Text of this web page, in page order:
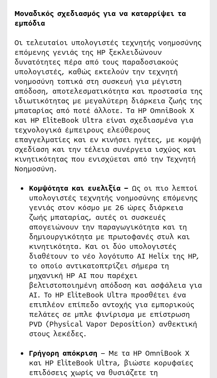
Μοναδικός σχεδιασμός για να καταρρίψει τα
εμπόδια
Οι τελευταίοι υπολογιστές τεχνητής νοημοσύνης
επόμενης γενιάς της HP ξεκλειδώνουν
δυνατότητες πέρα από τους παραδοσιακούς
υπολογιστές, καθώς εκτελούν την τεχνητή
νοημοσύνη τοπικά στη συσκευή για μέγιστη
απόδοση, αποτελεσματικότητα και προστασία της
ιδιωτικότητας με μεγαλύτερη διάρκεια ζωής της
μπαταρίας από ποτέ άλλοτε. Τα HP OmniBook X
και HP EliteBook Ultra είναι σχεδιασμένα για
τεχνολογικά έμπειρους ελεύθερους
επαγγελματίες και εν κινήσει ηγέτες, με κομψή
σχεδίαση και την τέλεια συνέργεια ισχύος και
κινητικότητας που ενισχύεται από την Τεχνητή
Νοημοσύνη.
Κομψότητα και ευελιξία – Ως οι πιο λεπτοί
υπολογιστές τεχνητής νοημοσύνης επόμενης
γενιάς στον κόσμο με 26 ώρες διάρκεια
ζωής μπαταρίας, αυτές οι συσκευές
απογειώνουν την παραγωγικότητα και τη
δημιουργικότητα με πρωτοφανές στυλ και
κινητικότητα. Και οι δύο υπολογιστές
διαθέτουν το νέο λογότυπο AI Helix της HP,
το οποίο αντικατοπτρίζει σήμερα τη
μηχανική HP AI που παρέχει
βελτιστοποιημένη απόδοση και ασφάλεια για
AI. Το HP EliteBook Ultra προσθέτει ένα
επιπλέον επίπεδο αντοχής για εμπορικούς
πελάτες σε μπλε φινίρισμα με επίστρωση
PVD (Physical Vapor Deposition) ανθεκτική
στους λεκέδες.
Γρήγορη απόκριση – Με τα HP OmniBook X
και HP EliteBook Ultra, βιώστε κορυφαίες
επιδόσεις χωρίς να θυσιάζετε τη